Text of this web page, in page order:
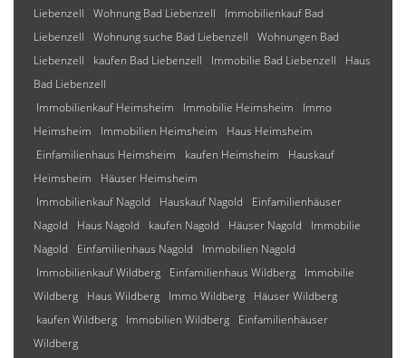
Liebenzell
Wohnung Bad Liebenzell
Immobilienkauf Bad
Liebenzell
Wohnung suche Bad Liebenzell
Wohnungen Bad
Liebenzell
kaufen Bad Liebenzell Immobilie Bad Liebenzell
Haus
Bad Liebenzell
Immobilienkauf Heimsheim
Immobilie Heimsheim
Immo
Heimsheim
Immobilien Heimsheim
Haus Heimsheim
Einfamilienhaus Heimsheim
kaufen Heimsheim
Hauskauf
Heimsheim
Häuser Heimsheim
Immobilienkauf Nagold
Hauskauf Nagold
Einfamilienhäuser
Nagold
Haus Nagold kaufen Nagold Häuser Nagold
Immobilie
Nagold
Einfamilienhaus Nagold
Immobilien Nagold
Immobilienkauf Wildberg
Einfamilienhaus Wildberg
Immobilie
Wildberg
Haus Wildberg Immo Wildberg
Häuser Wildberg
kaufen Wildberg
Immobilien Wildberg
Einfamilienhäuser
Wildberg